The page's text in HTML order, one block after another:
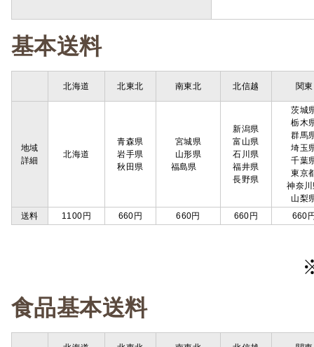
基本送料
北海道 北東北 南東北 北信越 関東
地域
詳細
北海道
青森県
岩手県
秋田県
宮城県
山形県
福島県
新潟県
富山県
石川県
福井県
長野県
茨城
栃木
群馬
埼玉
千葉
東京
神奈
山梨
送料
1100円 660円 660円 660円 660
食品基本送料